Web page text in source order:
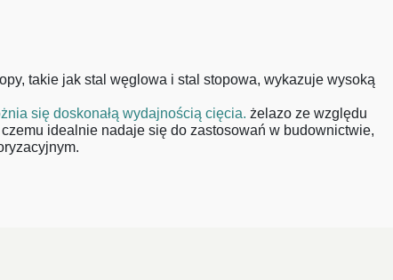
takie jak stal węglowa i stal stopowa, wykazuje wysoką
się doskonałą wydajnością cięcia. żelazo ze względu
idealnie nadaje się do zastosowań w budownictwie,